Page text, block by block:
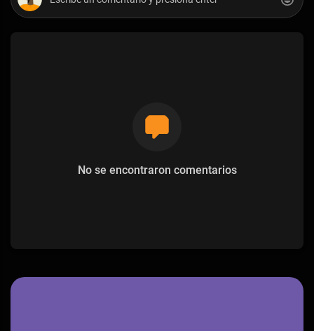
No se encontraron comentarios